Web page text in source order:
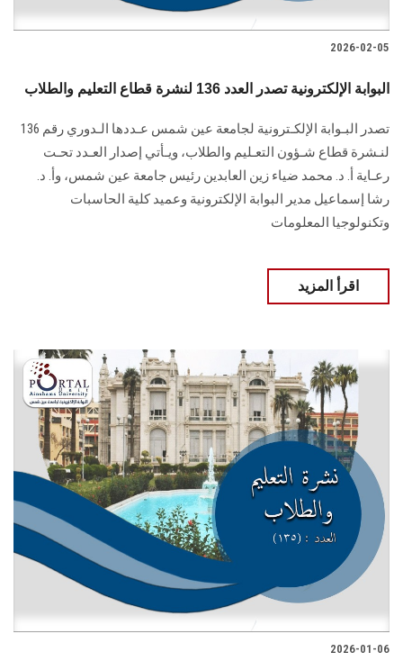
2026-02-05
البوابة الإلكترونية تصدر العدد 136 لنشرة قطاع التعليم والطلاب
تصدر البـوابة الإلكـترونية لجامعة عين شمس عـددها الـدوري رقم 136
لنـشرة قطاع شـؤون التعـليم ‏والطلاب‎، ويـأتي إصدار العـدد تحـت
رعـاية أ. د. محمد ضياء زين العابدين رئيس جامعة عين شمس، وأ. د.
‏رشا إسماعيل مدير البوابة الإلكترونية وعميد كلية الحاسبات
وتكنولوجيا المعلومات
اقرأ المزيد
2026-01-06